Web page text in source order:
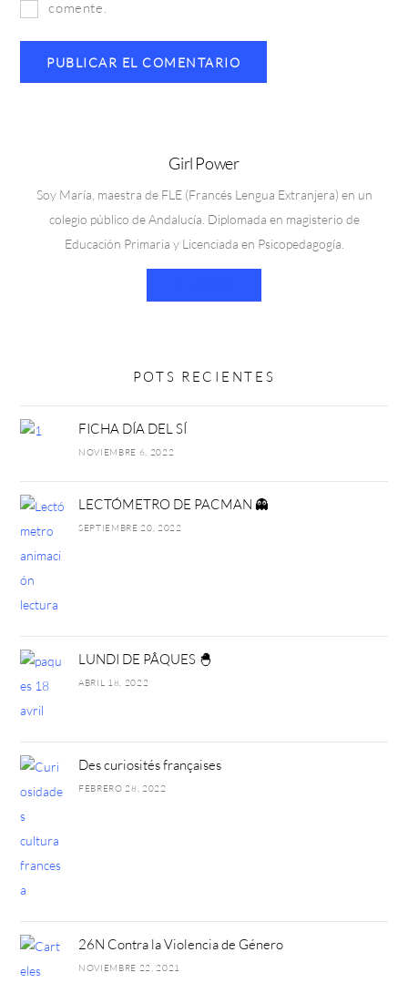
comente.
Girl Power
Soy María, maestra de FLE (Francés Lengua Extranjera) en un
colegio público de Andalucía. Diplomada en magisterio de
Educación Primaria y Licenciada en Psicopedagogía.
POTS RECIENTES
FICHA DÍA DEL SÍ
NOVIEMBRE 6, 2022
LECTÓMETRO DE PACMAN 👻
SEPTIEMBRE 20, 2022
LUNDI DE PÂQUES 🐣
ABRIL 18, 2022
Des curiosités françaises
FEBRERO 28, 2022
26N Contra la Violencia de Género
NOVIEMBRE 22, 2021